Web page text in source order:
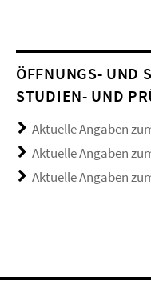
ÖFFNUNGS- UND
TUDIEN- UND
Aktuelle Angaben
Aktuelle Angaben
Aktuelle Angaben